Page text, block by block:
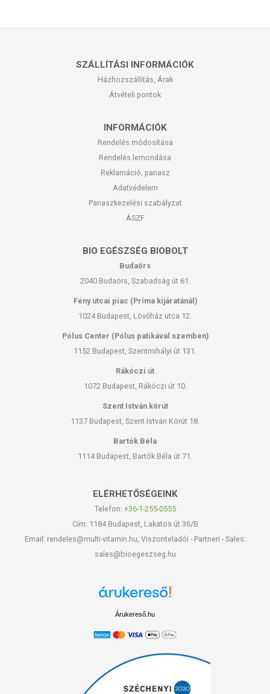
SZÁLLÍTÁSI INFORMÁCIÓK
Házhozszállítás, Árak
Átvételi pontok
INFORMÁCIÓK
Rendelés módosítása
Rendelés lemondása
Reklamáció, panasz
Adatvédelem
Panaszkezelési szabályzat
ÁSZF
BIO EGÉSZSÉG BIOBOLT
Budaörs
2040 Budaörs, Szabadság út 61.
Fény utcai piac (Príma kijáratánál)
1024 Budapest, Lövőház utca 12.
Pólus Center (Pólus patikával szemben)
1152 Budapest, Szentmihályi út 131.
Rákóczi út
1072 Budapest, Rákóczi út 10.
Szent István körút
1137 Budapest, Szent István Körút 18.
Bartók Béla
1114 Budapest, Bartók Béla út 71.
ELÉRHETŐSÉGEINK
Telefon: +36-1-255-0555
Cím: 1184 Budapest, Lakatos út 36/B
Email: rendeles@multi-vitamin.hu, Viszonteladói - Partneri - Sales:
sales@bioegeszseg.hu
Árukereső.hu